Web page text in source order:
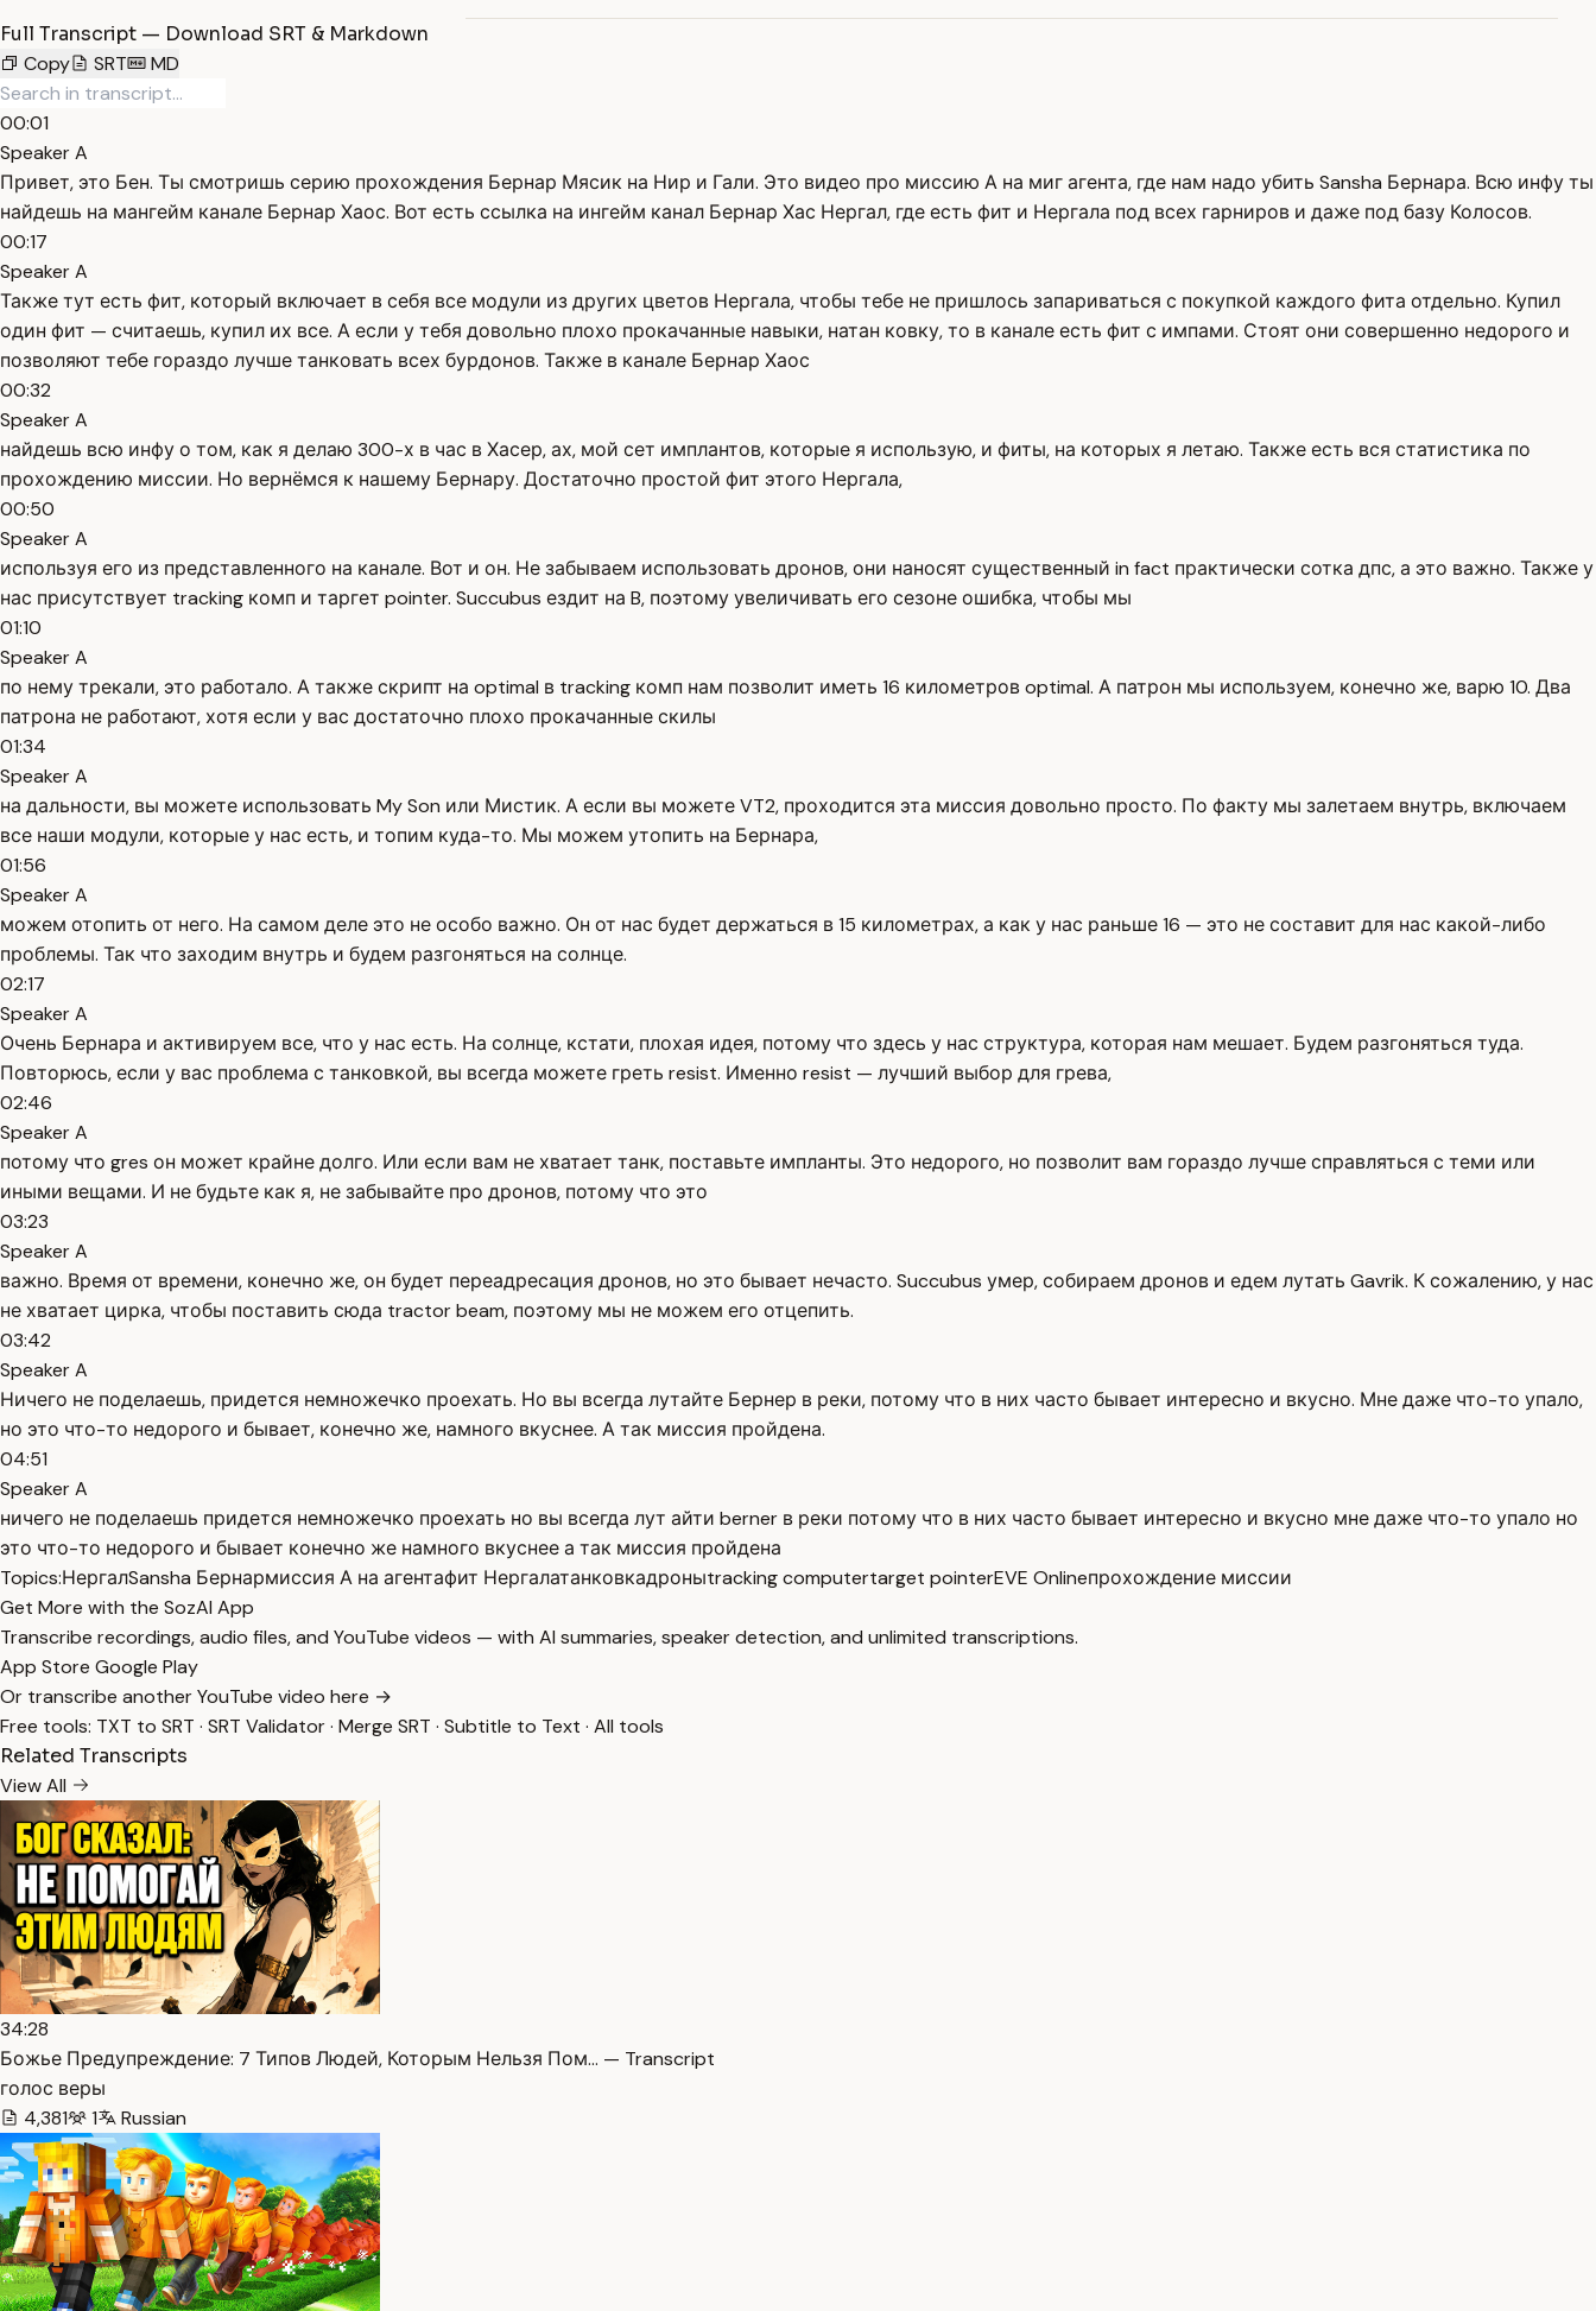
Full Transcript — Download SRT & Markdown
Copy
SRT MD
00:01
Speaker A
Привет, это Бен. Ты смотришь серию прохождения Бернар Мясик на Нир и Гали. Это видео про миссию А на миг агента, где нам надо убить Sansha Бернара. Всю инфу ты
найдешь на мангейм канале Бернар Хаос. Вот есть ссылка на ингейм канал Бернар Хас Нергал, где есть фит и Нергала под всех гарниров и даже под базу Колосов.
00:17
Speaker A
Также тут есть фит, который включает в себя все модули из других цветов Нергала, чтобы тебе не пришлось запариваться с покупкой каждого фита отдельно. Купил
один фит — считаешь, купил их все. А если у тебя довольно плохо прокачанные навыки, натан ковку, то в канале есть фит с импами. Стоят они совершенно недорого и
позволяют тебе гораздо лучше танковать всех бурдонов. Также в канале Бернар Хаос
00:32
Speaker A
найдешь всю инфу о том, как я делаю 300-х в час в Хасер, ах, мой сет имплантов, которые я использую, и фиты, на которых я летаю. Также есть вся статистика по
прохождению миссии. Но вернёмся к нашему Бернару. Достаточно простой фит этого Нергала,
00:50
Speaker A
используя его из представленного на канале. Вот и он. Не забываем использовать дронов, они наносят существенный in fact практически сотка дпс, а это важно. Также у
нас присутствует tracking комп и таргет pointer. Succubus ездит на B, поэтому увеличивать его сезоне ошибка, чтобы мы
01:10
Speaker A
по нему трекали, это работало. А также скрипт на optimal в tracking комп нам позволит иметь 16 километров optimal. А патрон мы используем, конечно же, варю 10. Два
патрона не работают, хотя если у вас достаточно плохо прокачанные скилы
01:34
Speaker A
на дальности, вы можете использовать My Son или Мистик. А если вы можете VT2, проходится эта миссия довольно просто. По факту мы залетаем внутрь, включаем
все наши модули, которые у нас есть, и топим куда-то. Мы можем утопить на Бернара,
01:56
Speaker A
можем отопить от него. На самом деле это не особо важно. Он от нас будет держаться в 15 километрах, а как у нас раньше 16 — это не составит для нас какой-либо
проблемы. Так что заходим внутрь и будем разгоняться на солнце.
02:17
Speaker A
Очень Бернара и активируем все, что у нас есть. На солнце, кстати, плохая идея, потому что здесь у нас структура, которая нам мешает. Будем разгоняться туда.
Повторюсь, если у вас проблема с танковкой, вы всегда можете греть resist. Именно resist — лучший выбор для грева,
02:46
Speaker A
потому что gres он может крайне долго. Или если вам не хватает танк, поставьте импланты. Это недорого, но позволит вам гораздо лучше справляться с теми или
иными вещами. И не будьте как я, не забывайте про дронов, потому что это
03:23
Speaker A
важно. Время от времени, конечно же, он будет переадресация дронов, но это бывает нечасто. Succubus умер, собираем дронов и едем лутать Gavrik. К сожалению, у нас
не хватает цирка, чтобы поставить сюда tractor beam, поэтому мы не можем его отцепить.
03:42
Speaker A
Ничего не поделаешь, придется немножечко проехать. Но вы всегда лутайте Бернер в реки, потому что в них часто бывает интересно и вкусно. Мне даже что-то упало,
но это что-то недорого и бывает, конечно же, намного вкуснее. А так миссия пройдена.
04:51
Speaker A
ничего не поделаешь придется немножечко проехать но вы всегда лут айти berner в реки потому что в них часто бывает интересно и вкусно мне даже что-то упало но
это что-то недорого и бывает конечно же намного вкуснее а так миссия пройдена
Topics:НергалSansha Бернармиссия А на агентафит Нергалатанковкадроныtracking computertarget pointerEVE Onlineпрохождение миссии
Get More with the SozAI App
Transcribe recordings, audio files, and YouTube videos — with AI summaries, speaker detection, and unlimited transcriptions.
App Store Google Play
Or transcribe another YouTube video here →
Free tools: TXT to SRT · SRT Validator· Merge SRT · Subtitle to Text · All tools
Related Transcripts
View All
34:28
Божье Предупреждение: 7 Типов Людей, Которым Нельзя Пом… — Transcript
голос веры
4,381
1 Russian